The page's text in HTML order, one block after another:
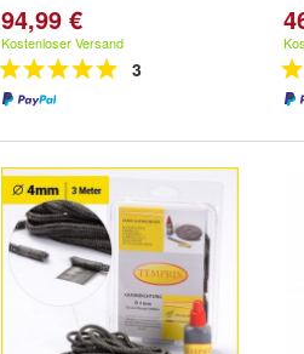
94,99 €
Kostenloser Versand
3